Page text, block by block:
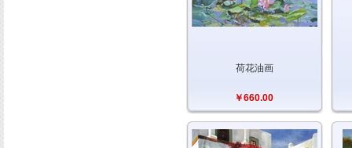
荷花油画
￥660.00